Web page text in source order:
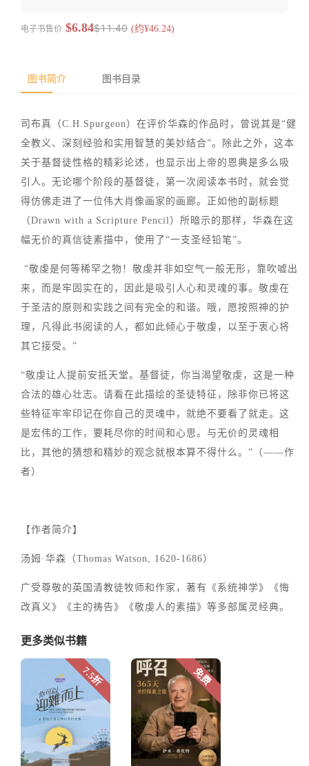
电子书售价 $6.84$11.40 (约¥46.24)
图书简介 图书目录
司布真（C.H.Spurgeon）在评价华森的作品时，曾说其是“健
全教义、深刻经验和实用智慧的美妙结合”。除此之外，这本
关于基督徒性格的精彩论述，也显示出上帝的恩典是多么吸
引人。无论哪个阶段的基督徒，第一次阅读本书时，就会觉
得仿佛走进了一位伟大肖像画家的画廊。正如他的副标题
（Drawn with a Scripture Pencil）所暗示的那样，华森在这
幅无价的真信徒素描中，使用了“一支圣经铅笔”。
“敬虔是何等稀罕之物！敬虔并非如空气一般无形，靠吹嘘出
来，而是牢固实在的，因此是吸引人心和灵魂的事。敬虔在
于圣洁的原则和实践之间有完全的和谐。哦，愿按照神的护
理，凡得此书阅读的人，都如此倾心于敬虔，以至于衷心将
其它接受。”
“敬虔让人提前安抵天堂。基督徒，你当渴望敬虔，这是一种
合法的雄心壮志。请看在此描绘的圣徒特征，除非你已将这
些特征牢牢印记在你自己的灵魂中，就绝不要看了就走。这
是宏伟的工作，要耗尽你的时间和心思。与无价的灵魂相
比，其他的猜想和精妙的观念就根本算不得什么。”（——作
者）
【作者简介】
汤姆·华森（Thomas Watson, 1620-1686）
广受尊敬的英国清教徒牧师和作家，著有《系统神学》《悔
改真义》《主的祷告》《敬虔人的素描》等多部属灵经典。
更多类似书籍